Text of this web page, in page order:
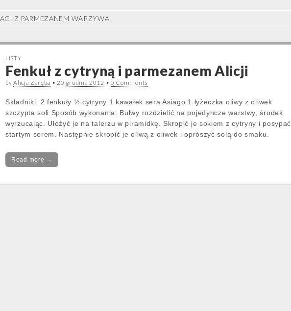
Z PARMEZANEM WARZYWA
LISTY
Fenkuł z cytryną i parmezanem Alicji
byAlicja Zaręba •20 grudnia 2012 • 0 Comments
Składniki: 2 fenkuły ½ cytryny 1 kawałek sera Asiago 1 łyżeczka oliwy z oliwek
szczypta soli Sposób wykonania: Bulwy rozdzielić na pojedyncze warstwy, środek
wyrzucając. Ułożyć je na talerzu w piramidkę. Skropić je sokiem z cytryny i posypać
startym serem. Następnie skropić je oliwą z oliwek i oprószyć solą do smaku.
Read more →